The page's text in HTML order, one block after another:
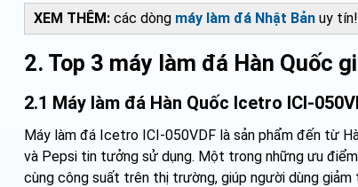
XEM THÊM: các dòng máy làm đá Nhật Bản uy tín!
2. Top 3 máy làm đá Hàn Quốc
2.1 Máy làm đá Hàn Quốc Icetro ICI-
Máy làm đá Icetro ICI-050VDF là sản phẩm đến từ
và Pepsi tin tưởng sử dụng. Một trong những ưu
cùng công suất trên thị trường, giúp người dùng giảm